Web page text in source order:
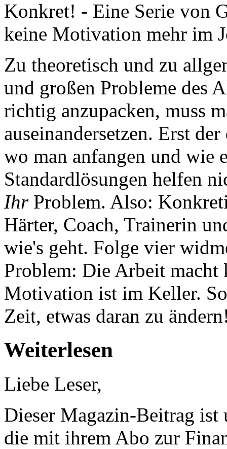
Konkret! - Eine Serie von
keine Motivation mehr im
Zu theoretisch und zu
und großen Probleme des
richtig anzupacken, muss
auseinandersetzen. Erst
wo man anfangen und wie
Standardlösungen helfen
IhrProblem. Also:
Härter, Coach, Trainerin
wie's geht. Folge vier
Problem: Die Arbeit macht
Motivation ist im Keller.
Zeit, etwas daran zu
Weiterlesen
Liebe Leser,
Dieser Magazin-Beitrag ist
die mit ihrem Abo zur